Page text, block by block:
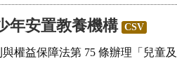
年安置教養機構 CSV
權益保障法第 75 條辦理「兒童